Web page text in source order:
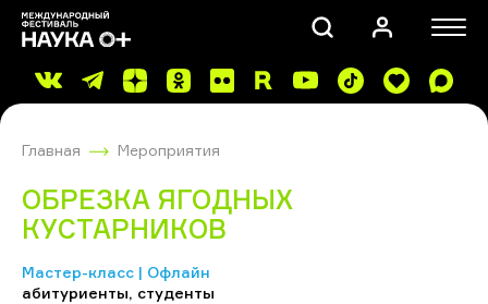
Главная Мероприятия
ОБРЕЗКА ЯГОДНЫХ
КУСТАРНИКОВ
Мастер-класс | Офлайн
абитуриенты, студенты